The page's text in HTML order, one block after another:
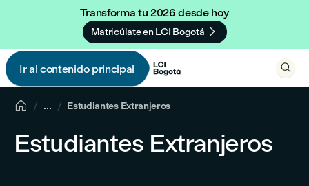
Transforma tu 2026 desde hoy
Matricúlate en LCI Bogotá 
Ir al contenido principal
 
 ... Estudiantes Extranjeros
Estudiantes Extranjeros